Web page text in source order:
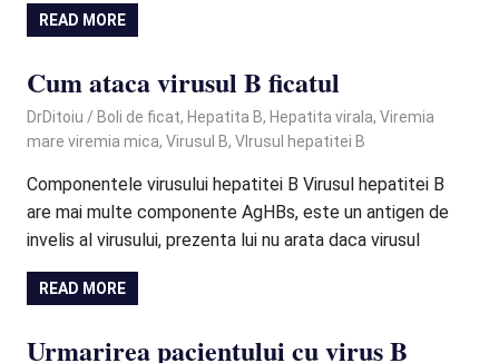
READ MORE
Cum ataca virusul B ficatul
June 20, 2024
DrDitoiu Boli de ficat, Hepatita B, Hepatita virala, Viremia
mare viremia mica, Virusul B, VIrusul hepatitei B
Componentele virusului hepatitei B Virusul hepatitei B
are mai multe componente AgHBs, este un antigen de
invelis al virusului, prezenta lui nu arata daca virusul
READ MORE
Urmarirea pacientului cu virus B